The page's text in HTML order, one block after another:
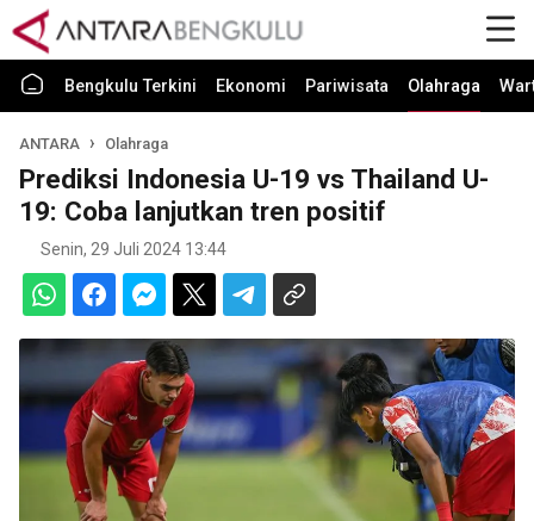
Bengkulu Terkini Ekonomi Pariwisata Olahraga
ANTARA Olahraga
Prediksi Indonesia U-19 vs Thailand U-
19: Coba lanjutkan tren positif
Senin, 29 Juli 2024 13:44